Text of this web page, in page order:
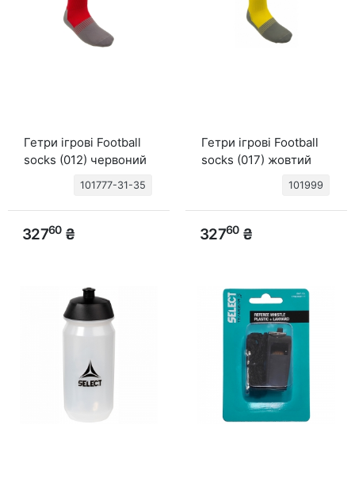
Гетри ігрові Football
socks (012) червоний
101777-31-35
32760₴
Гетри ігрові Football
socks (017) жовтий
101999
32760₴